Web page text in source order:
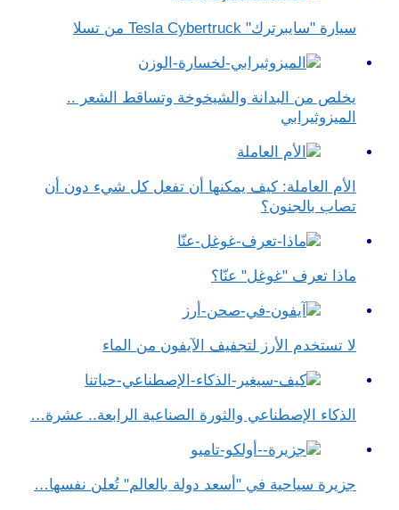
سيارة "سايبرترك" Tesla Cybertruck من تسلا
يخلص من البدانة والشيخوخة وتساقط الشعر ..
الميزوثيرابي
الأم العاملة: كيف يمكنها أن تفعل كل شيء دون أن
تصاب بالجنون؟
ماذا تعرف "غوغل" عنّا؟
لا تستخدم الأرز لتجفيف الآيفون من الماء
الذكاء الإصطناعي والثورة الصناعية الرابعة.. عشرة…
جزيرة سياحية في "أسعد دولة بالعالم" تُعلن نفسها…